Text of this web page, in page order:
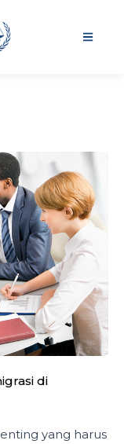
di
yang harus